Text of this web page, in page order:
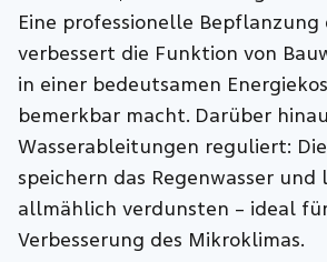
Eine professionelle Bepflanzung
verbessert die Funktion von
in einer bedeutsamen
bemerkbar macht. Darüber
Wasserableitungen reguliert:
speichern das Regenwasser und
allmählich verdunsten – ideal
Verbesserung des Mikroklimas.